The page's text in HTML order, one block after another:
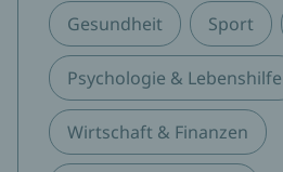
Gesundheit Sport
Psychologie & Lebenshilfe
Wirtschaft & Finanzen